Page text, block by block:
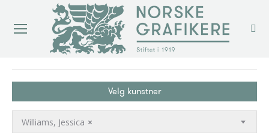
Velg kunstner
×
Williams, Jessica